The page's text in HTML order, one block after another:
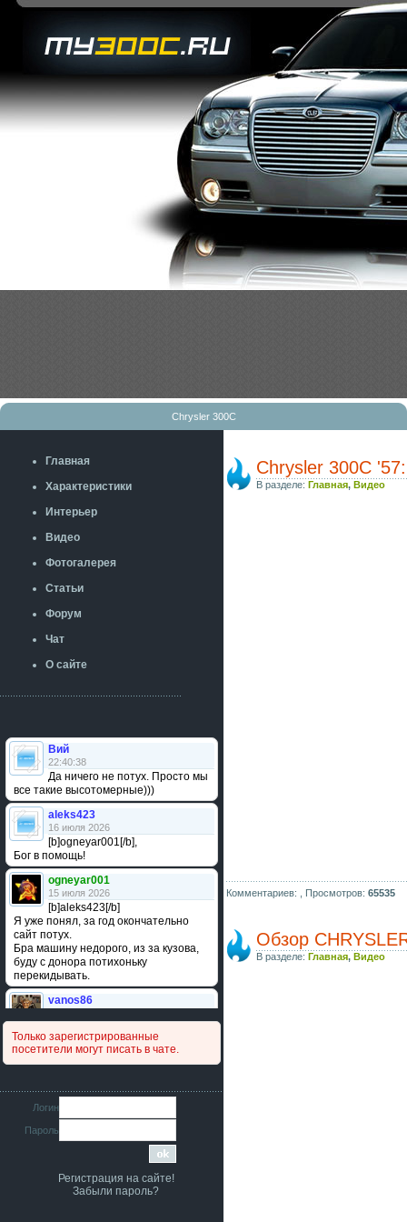
Chrysler 300C
Главная
Характеристики
Интерьер
Видео
Фотогалерея
Статьи
Форум
Чат
О сайте
Вий
22:40:38
Да ничего не потух. Просто мы
все такие высотомерные)))
aleks423
16 июля 2026
[b]ogneyar001[/b],
Бог в помощь!
ogneyar001
15 июля 2026
[b]aleks423[/b]
Я уже понял, за год окончательно
сайт потух.
Бра машину недорого, из за кузова,
буду с донора потихоньку
перекидывать.
vanos86
сравнивал подушку акпп бензиновой и
дизельной машины намера
4578063AG и 4578061AG? По фото
iMrCoffeeBLR4
11 июля 2026
[b]era124[/b],
Ага понял буду знать спасибо
era124
7 июля 2026
Только зарегистрированные
посетители могут писать в чате.
Логин
Пароль
Регистрация на сайте!
Забыли пароль?
Chrysler 300С
В разделе: Главная, Видео
Комментариев: , Просмотров:65535
Обзор
В разделе: Главная, Видео